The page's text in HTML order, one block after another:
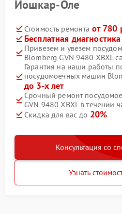
Йошкар-Оле
Стоимость ремонта от 780
Бесплатная диагностика
Привезем и увезем
Blomberg GVN 9480 XBXL
Гарантия на наши работы
посудомоечных машин
до 3-х лет
Срочный ремонт
GVN 9480 XBXL в течении
Скидка для вас до 20%
Консультация со
Узнать